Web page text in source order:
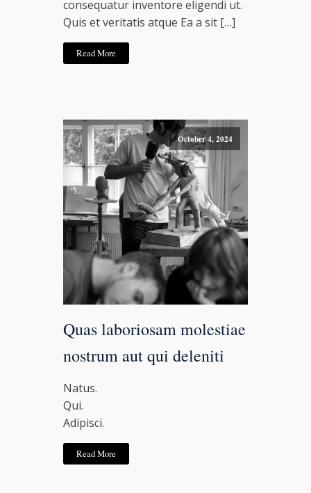
consequatur inventore eligendi ut.
Quis et veritatis atque Ea a sit […]
Read More
October 4, 2024
Quas laboriosam molestiae
nostrum aut qui deleniti
Natus.
Qui.
Adipisci.
Read More